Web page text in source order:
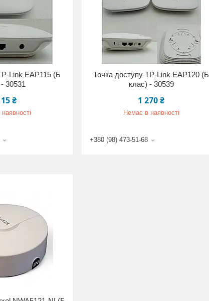
Link EAP115 (Б
30531
₴
Точка доступу TP-Link EAP120 (Б
клас) - 30539
1 270 ₴
Немає в наявності
+380 (98) 473-51-68